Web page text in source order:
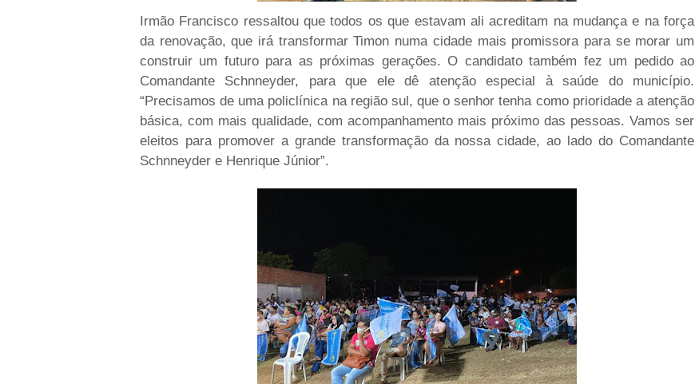
Irmão Francisco ressaltou que todos os que estavam ali acreditam na mudança e na força
da renovação, que irá transformar Timon numa cidade mais promissora para se morar um
construir um futuro para as próximas gerações. O candidato também fez um pedido ao
Comandante Schnneyder, para que ele dê atenção especial à saúde do município.
“Precisamos de uma policlínica na região sul, que o senhor tenha como prioridade a atenção
básica, com mais qualidade, com acompanhamento mais próximo das pessoas. Vamos ser
eleitos para promover a grande transformação da nossa cidade, ao lado do Comandante
Schnneyder e Henrique Júnior”.